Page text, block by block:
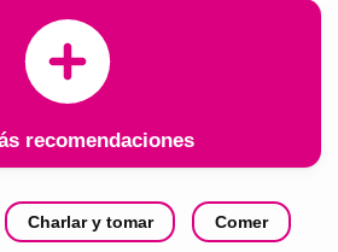
recomendaciones
Charlar y tomar Comer